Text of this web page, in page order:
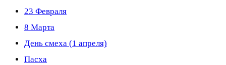
23 Февраля
8 Марта
День смеха (1 апреля)
Пасха